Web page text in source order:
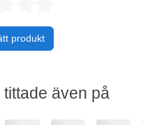
produkt
även på